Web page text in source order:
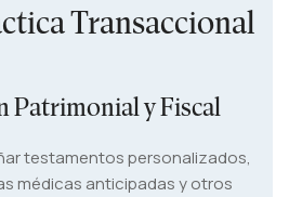
Transaccional
Patrimonial y Fiscal
testamentos personalizados,
médicas anticipadas y otros